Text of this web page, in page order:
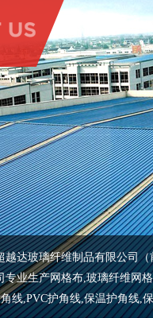
玻璃纤维制品有限公司（
生产网格布,玻璃纤维网格
线,PVC护角线,保温护角线,